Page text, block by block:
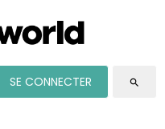
SE CONNECTER search